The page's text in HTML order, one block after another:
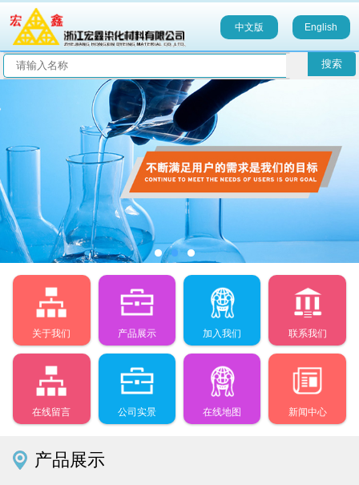
中文版 English
关于我们 产品展示 加入我们 联系我们
在线留言 公司实景 在线地图 新闻中心
产品展示